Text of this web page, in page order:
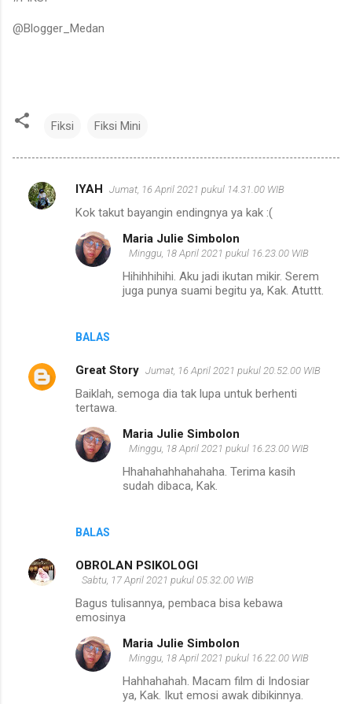
@Blogger_Medan
Fiksi Fiksi Mini
K
IYAH Jumat, 16 April 2021 pukul 14.31.00 WIB
Kok takut bayangin endingnya ya kak :(
BALAS
Maria Julie Simbolon
Minggu, 18 April 2021 pukul 16.23.00 WIB
Hihihhihihi. Aku jadi ikutan mikir. Serem
juga punya suami begitu ya, Kak. Atuttt.
Great Story Jumat, 16 April 2021 pukul 20.52.00 WIB
Baiklah, semoga dia tak lupa untuk berhenti
tertawa.
BALAS
Maria Julie Simbolon
Minggu, 18 April 2021 pukul 16.23.00 WIB
Hhahahahhahahaha. Terima kasih
sudah dibaca, Kak.
OBROLAN PSIKOLOGI
Sabtu, 17 April 2021 pukul 05.32.00 WIB
Bagus tulisannya, pembaca bisa kebawa
emosinya
Maria Julie Simbolon
Minggu, 18 April 2021 pukul 16.22.00 WIB
Hahhahahah. Macam film di Indosiar
ya, Kak. Ikut emosi awak dibikinnya.